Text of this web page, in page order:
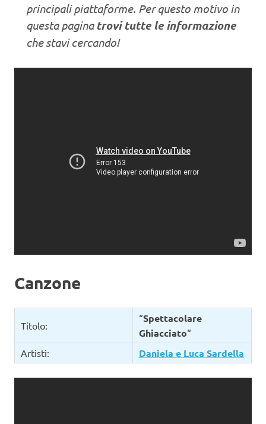
principali piattaforme. Per questo motivo in
questa pagina trovi tutte le informazione
che stavi cercando!
Canzone
Titolo:
“Spettacolare
Ghiacciato“
Artisti:
Daniela e Luca Sardella